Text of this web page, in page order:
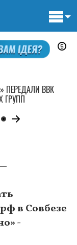
в Совбезе
-
ПЕРЕДАЛИ ВВК
ГРУПП